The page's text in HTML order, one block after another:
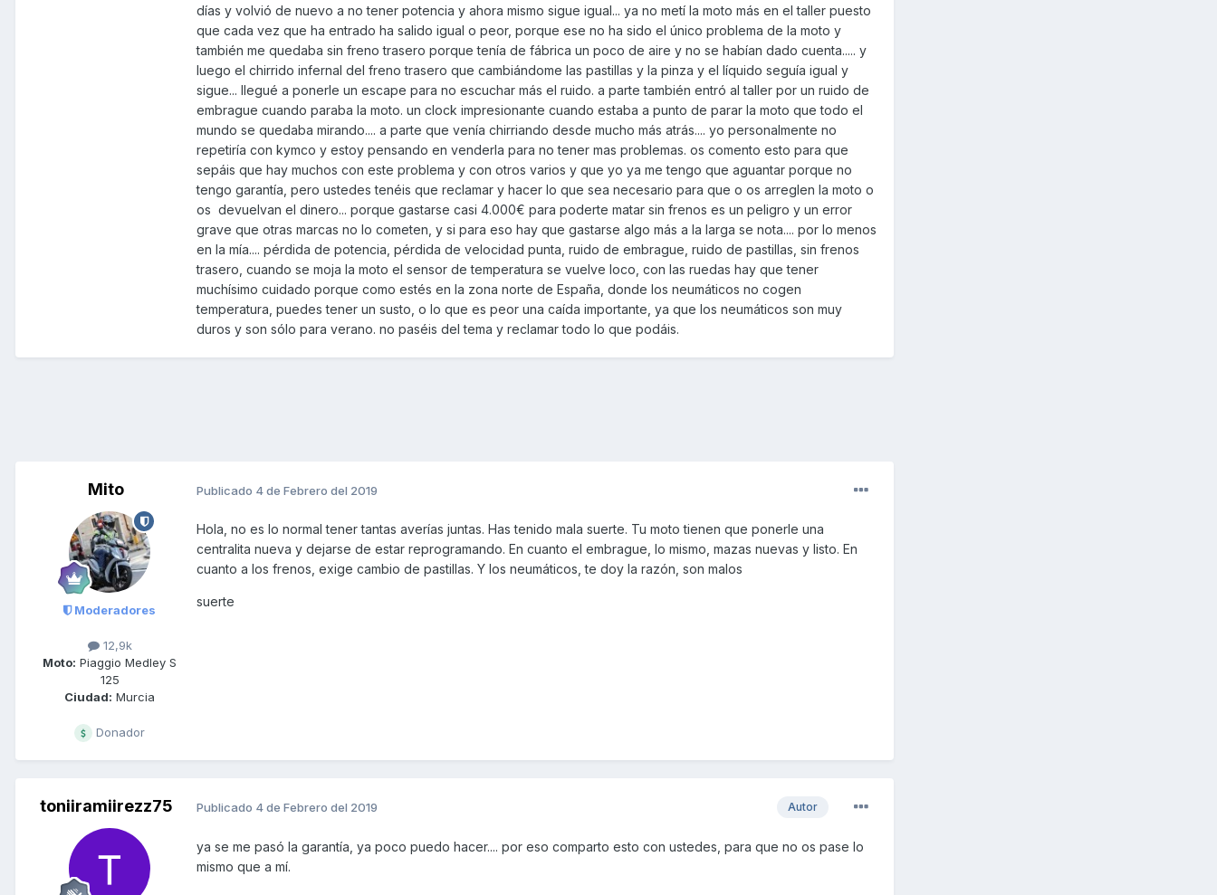
días y volvió de nuevo a no tener potencia y ahora mismo sigue igual... ya no metí la moto más en el taller puesto
que cada vez que ha entrado ha salido igual o peor, porque ese no ha sido el único problema de la moto y
también me quedaba sin freno trasero porque tenía de fábrica un poco de aire y no se habían dado cuenta..... y
luego el chirrido infernal del freno trasero que cambiándome las pastillas y la pinza y el líquido seguía igual y
sigue... llegué a ponerle un escape para no escuchar más el ruido. a parte también entró al taller por un ruido de
embrague cuando paraba la moto. un clock impresionante cuando estaba a punto de parar la moto que todo el
mundo se quedaba mirando.... a parte que venía chirriando desde mucho más atrás.... yo personalmente no
repetiría con kymco y estoy pensando en venderla para no tener mas problemas. os comento esto para que
sepáis que hay muchos con este problema y con otros varios y que yo ya me tengo que aguantar porque no
tengo garantía, pero ustedes tenéis que reclamar y hacer lo que sea necesario para que o os arreglen la moto o
os devuelvan el dinero... porque gastarse casi 4.000€ para poderte matar sin frenos es un peligro y un error
grave que otras marcas no lo cometen, y si para eso hay que gastarse algo más a la larga se nota.... por lo menos
en la mía.... pérdida de potencia, pérdida de velocidad punta, ruido de embrague, ruido de pastillas, sin frenos
trasero, cuando se moja la moto el sensor de temperatura se vuelve loco, con las ruedas hay que tener
muchísimo cuidado porque como estés en la zona norte de España, donde los neumáticos no cogen
temperatura, puedes tener un susto, o lo que es peor una caída importante, ya que los neumáticos son muy
duros y son sólo para verano. no paséis del tema y reclamar todo lo que podáis.
Mito
Moderadores
12,9k
Moto: Piaggio Medley S
125
Ciudad: Murcia
Donador
Publicado 4 de Febrero del 2019
Hola, no es lo normal tener tantas averías juntas. Has tenido mala suerte. Tu moto tienen que ponerle una
centralita nueva y dejarse de estar reprogramando. En cuanto el embrague, lo mismo, mazas nuevas y listo. En
cuanto a los frenos, exige cambio de pastillas. Y los neumáticos, te doy la razón, son malos
suerte
toniiramiirezz75 Autor
Publicado 4 de Febrero del 2019
ya se me pasó la garantía, ya poco puedo hacer.... por eso comparto esto con ustedes, para que no os pase lo
mismo que a mí.